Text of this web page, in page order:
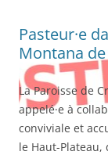
Pasteur·e
Montana
La Paroisse de
appelé·e à
conviviale et
le Haut-